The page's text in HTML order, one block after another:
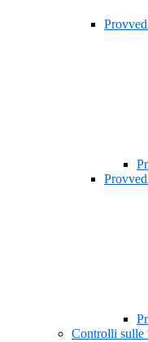
Controlli sulle